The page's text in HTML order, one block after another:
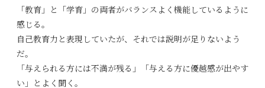
「教育」と「学育」の両者がバランスよく機能しているように
感じる。
自己教育力と表現していたが、それでは説明が足りないよう
だ。
「与えられる方には不満が残る」「与える方に優越感が出やす
い」とよく聞く。